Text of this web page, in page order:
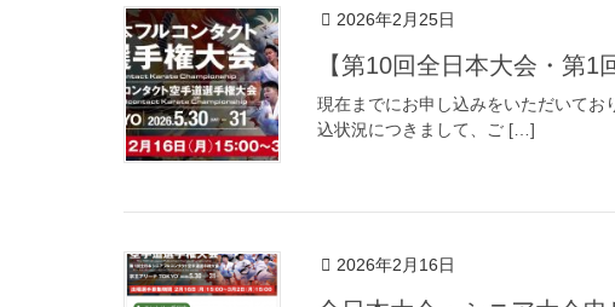
2026年2月25日
【第10回全日本大会・第
現在までにお申し込みをいただいてお
込状況につきまして、ご […]
2026年2月16日